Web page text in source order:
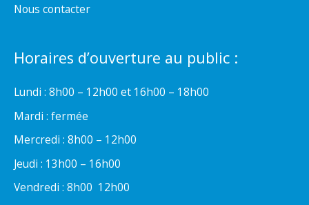
Nous contacter
Horaires d’ouverture au public :
Lundi : 8h00 – 12h00 et 16h00 – 18h00
Mardi : fermée
Mercredi : 8h00 – 12h00
Jeudi : 13h00 – 16h00
Vendredi : 8h00  12h00